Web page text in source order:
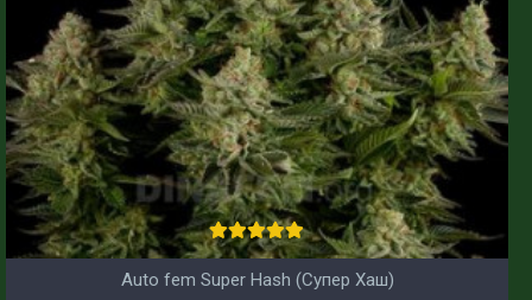
Auto fem Super Hash (Супер Хаш)